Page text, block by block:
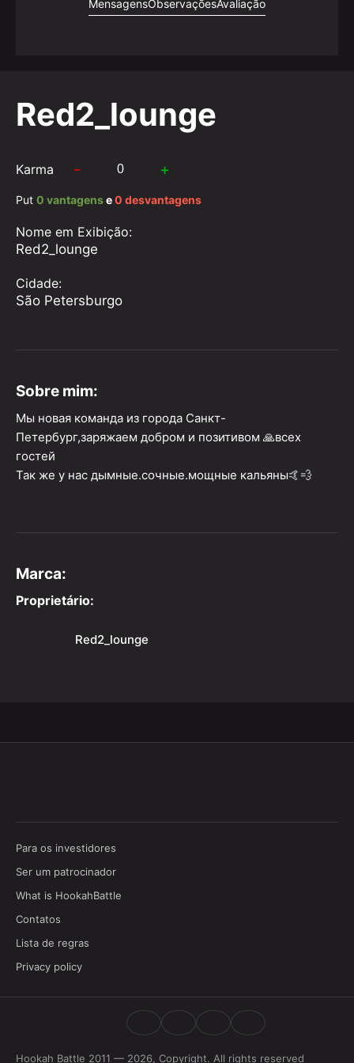
MensagensObservaçõesAvaliação
Red2_lounge
Karma - +
Put 0 vantagense0 desvantagens
Nome em Exibição:
Red2_lounge
Cidade:
São Petersburgo
Sobre mim:
Мы новая команда из города Санкт-
Петербург,заряжаем добром и позитивом 🙏всех
гостей
Так же у нас дымные.сочные.мощные кальяны🤙💨
Marca:
Proprietário:
Red2_lounge
Para os investidores
Ser um patrocinador
What is HookahBattle
Contatos
Lista de regras
Privacy policy
Hookah Battle 2011 — 2026, Copyright. All rights reserved